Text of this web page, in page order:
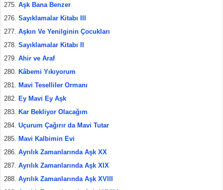
Aşk Bana Benzer
Sayıklamalar Kitabı III
Aşkın Ve Yenilginin Çocukları
Sayıklamalar Kitabı II
Ahir ve Araf
Kâbemi Yıkıyorum
Mavi Teselliler Ormanı
Ey Mavi Ey Aşk
Kar Bekliyor Olacağım
Uçurum Çağırır da Mavi Tutar
Mavi Kalbimin Evi
Ayrılık Zamanlarında Aşk XX
Ayrılık Zamanlarında Aşk XIX
Ayrılık Zamanlarında Aşk XVIII